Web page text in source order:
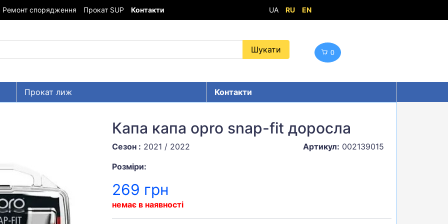
Ремонт спорядження Прокат SUP Контакти UA RU EN
0
Прокат лиж
Контакти
Капа капа opro snap-fit доросла
Сезон : 2021 / 2022 Артикул: 002139015
Розміри:
269 грн
немає в наявності